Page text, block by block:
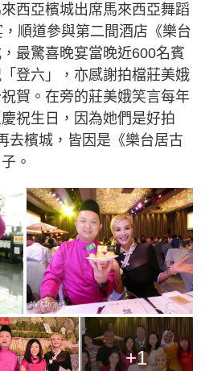
西亞檳城出席馬來西亞舞蹈
順道參與第二間酒店《樂台
最驚喜晚宴當晚近600名賓
登六」，亦感謝拍檔莊美娥
賀。在旁的莊美娥笑言每年
祝生日，因為她們是好拍
去檳城，皆因是《樂台居古
。
+1